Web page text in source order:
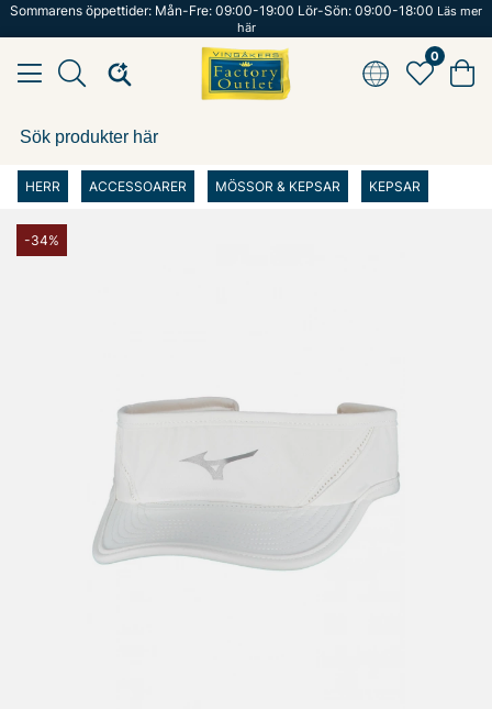
Sommarens öppettider: Mån-Fre: 09:00-19:00 Lör-Sön: 09:00-18:00 Läs mer
här
0
HERR ACCESSOARER MÖSSOR & KEPSAR KEPSAR
-34%